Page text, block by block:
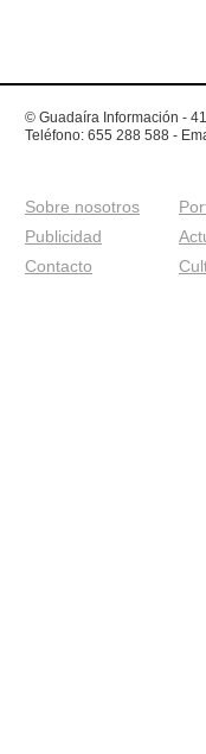
© Guadaíra Información -
Teléfono: 655 288 588 -
Sobre nosotros
Publicidad
Contacto